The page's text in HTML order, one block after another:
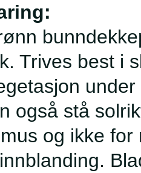
Trives best i
også stå
og ikke for